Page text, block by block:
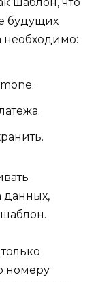
будущих
необходимо:
данных,
номеру